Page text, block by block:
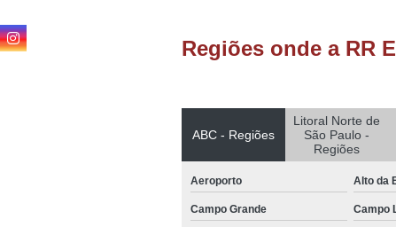
Regiões onde a RR
ABC - Regiões
Litoral Norte de
São Paulo -
Regiões
Aeroporto Alto da
Campo Grande Campo